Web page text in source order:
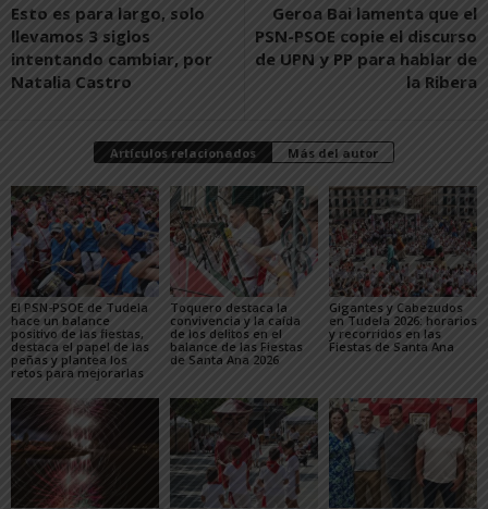
Esto es para largo, solo
llevamos 3 siglos
intentando cambiar, por
Natalia Castro
Geroa Bai lamenta que el
PSN-PSOE copie el discurso
de UPN y PP para hablar de
la Ribera
Artículos relacionados Más del autor
El PSN-PSOE de Tudela
hace un balance
positivo de las fiestas,
destaca el papel de las
peñas y plantea los
retos para mejorarlas
Toquero destaca la
convivencia y la caída
de los delitos en el
balance de las Fiestas
de Santa Ana 2026
Gigantes y Cabezudos
en Tudela 2026: horarios
y recorridos en las
Fiestas de Santa Ana